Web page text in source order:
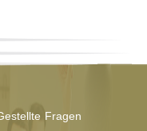
Fragen